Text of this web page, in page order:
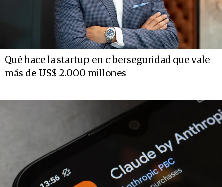
Qué hace la startup en ciberseguridad que vale
más de US$ 2.000 millones